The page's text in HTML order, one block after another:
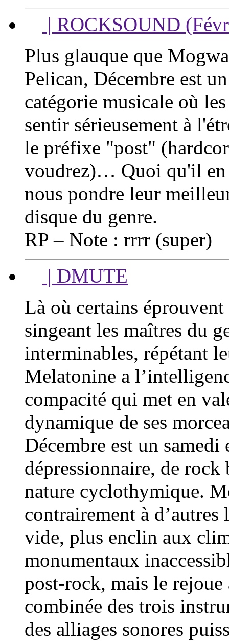
| ROCKSOUND
Plus glauque que
Pelican, Décembre est
catégorie musicale où
sentir sérieusement à
le préfixe "post"
voudrez)… Quoi qu'il en
nous pondre leur
disque du genre.
RP – Note : rrrr (super)
| DMUTE
Là où certains éprouvent
singeant les maîtres du
interminables, répétant
Melatonine a
compacité qui met en
dynamique de ses
Décembre est un
dépressionnaire, de
nature cyclothymique.
contrairement à
vide, plus enclin aux
monumentaux
post-rock, mais le rejoue
combinée des trois
des alliages sonores